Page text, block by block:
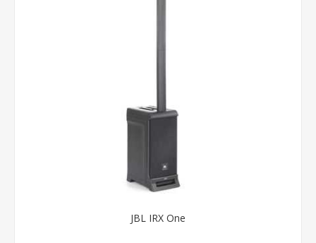
JBL IRX One